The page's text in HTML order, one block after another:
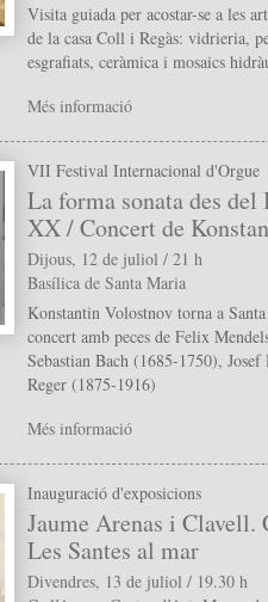
Visita guiada per acostar-se a les
de la casa Coll i Regàs: vidrieria,
esgrafiats, ceràmica i mosaics
Més informació
VII Festival Internacional d'Orgue
La forma sonata des
XX / Concert de
Dijous, 12 de juliol / 21 h
Basílica de Santa Maria
Konstantin Volostnov torna a
concert amb peces de Felix
Sebastian Bach (1685-1750),
Reger (1875-1916)
Més informació
Inauguració d'exposicions
Jaume Arenas i Clavell.
Les Santes al mar
Divendres, 13 de juliol / 19.30 h